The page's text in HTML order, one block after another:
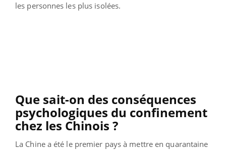
les personnes les plus isolées.
Que sait-on des conséquences
psychologiques du confinement
chez les Chinois ?
La Chine a été le premier pays à mettre en quarantaine